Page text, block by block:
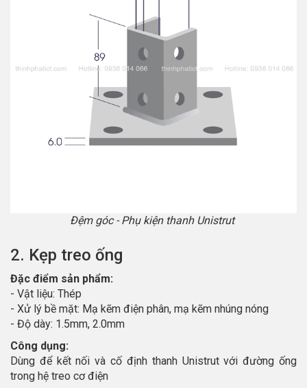
Đệm góc - Phụ kiện thanh Unistrut
2. Kẹp treo ống
Đặc điểm sản phẩm:
- Vật liệu: Thép
- Xử lý bề mặt: Mạ kẽm điện phân, mạ kẽm nhúng nóng
- Độ dày: 1.5mm, 2.0mm
Công dụng:
Dùng để kết nối và cố định thanh Unistrut với đường ống
trong hệ treo cơ điện